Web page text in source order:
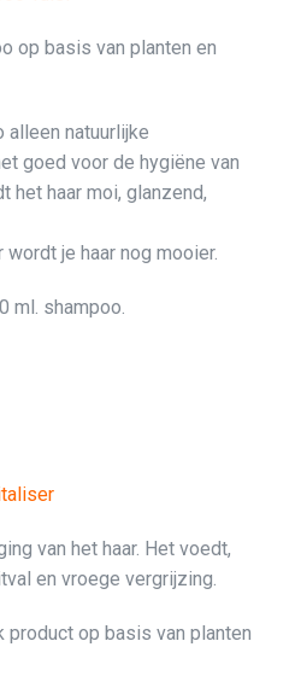
op basis van planten en
alleen natuurlijke
goed voor de hygiëne van
het haar moi, glanzend,
je haar nog mooier.
ml. shampoo.
van het haar. Het voedt,
en vroege vergrijzing.
product op basis van planten